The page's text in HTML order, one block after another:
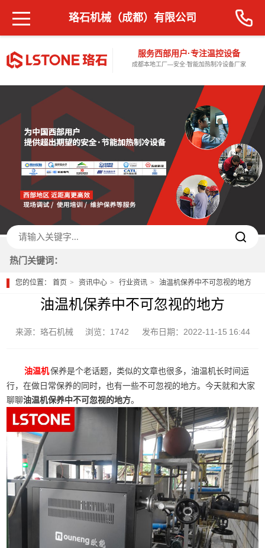
服务西部用户·专注温控设备
成都本地工厂—安全·智能加热制冷设备厂家
珞石机械（成都）有限公司
热门关键词：
您的位置：首页 资讯中心 行业资讯 油温机保养中不可忽视的地方
油温机保养中不可忽视的地方
来源：珞石机械 浏览：1742 发布日期：2022-11-15 16:44
油温机保养是个老话题，类似的文章也很多，油温机长时间运
行，在做日常保养的同时，也有一些不可忽视的地方。今天就和大家
聊聊油温机保养中不可忽视的地方。